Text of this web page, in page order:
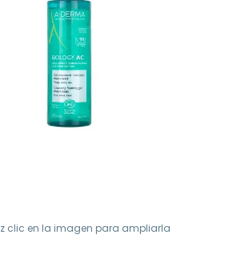
clic en la imagen para ampliarla